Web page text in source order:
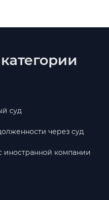
суд
через суд
иностранной компании